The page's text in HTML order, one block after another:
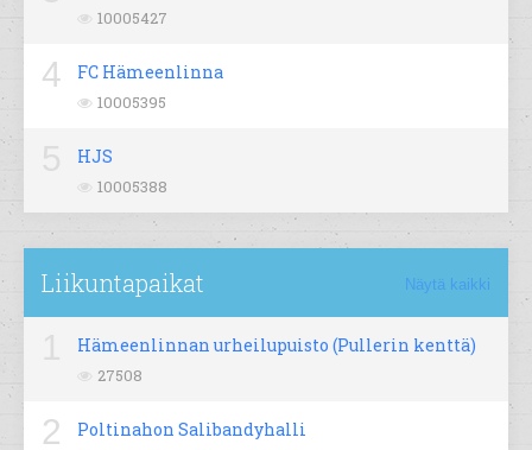
10005427
4 FC Hämeenlinna
10005395
HJS
10005388
Liikuntapaikat Näytä kaikki
Hämeenlinnan urheilupuisto (Pullerin kenttä)
27508
2 Poltinahon Salibandyhalli